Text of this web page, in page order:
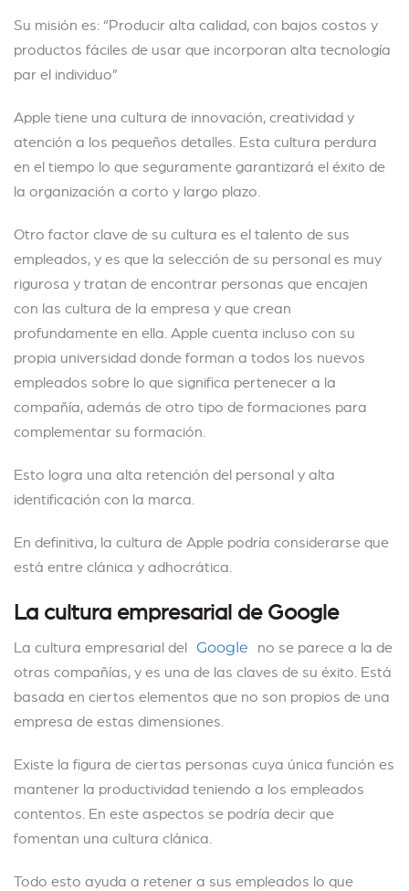
Su misión es: “Producir alta calidad, con bajos costos y
productos fáciles de usar que incorporan alta tecnología
par el individuo”
Apple tiene una cultura de innovación, creatividad y
atención a los pequeños detalles. Esta cultura perdura
en el tiempo lo que seguramente garantizará el éxito de
la organización a corto y largo plazo.
Otro factor clave de su cultura es el talento de sus
empleados, y es que la selección de su personal es muy
rigurosa y tratan de encontrar personas que encajen
con las cultura de la empresa y que crean
profundamente en ella. Apple cuenta incluso con su
propia universidad donde forman a todos los nuevos
empleados sobre lo que significa pertenecer a la
compañía, además de otro tipo de formaciones para
complementar su formación.
Esto logra una alta retención del personal y alta
identificación con la marca.
En definitiva, la cultura de Apple podría considerarse que
está entre clánica y adhocrática.
La cultura empresarial de Google
La cultura empresarial del Google no se parece a la de
otras compañías, y es una de las claves de su éxito. Está
basada en ciertos elementos que no son propios de una
empresa de estas dimensiones.
Existe la figura de ciertas personas cuya única función es
mantener la productividad teniendo a los empleados
contentos. En este aspectos se podría decir que
fomentan una cultura clánica.
Todo esto ayuda a retener a sus empleados lo que